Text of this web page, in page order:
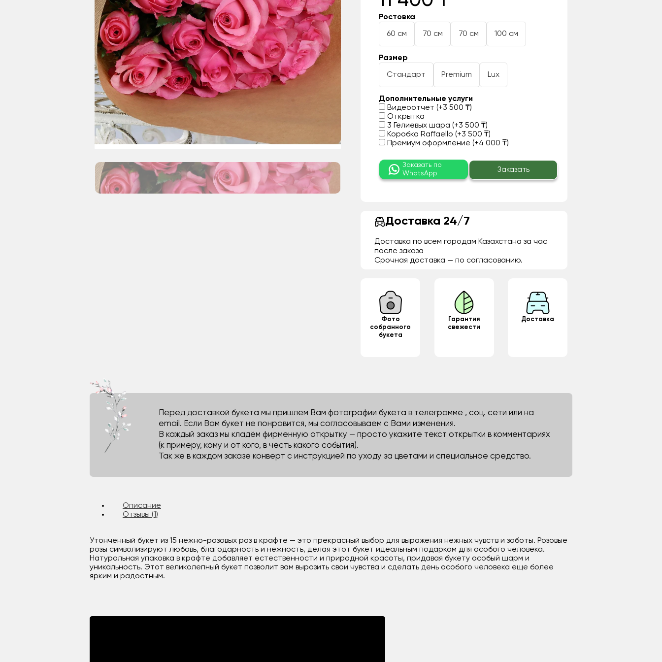
Ростовка
60 см 70 см 70 см 100 см
Размер
Стандарт Premium Lux
Дополнительные услуги
Видеоотчет (+3 500 ₸)
Открытка
3 Гелиевых шара (+3 500 ₸)
Коробка Raffaello (+3 500 ₸)
Премиум оформление (+4 000 ₸)
Заказать по
WhatsApp
Заказать
Доставка 24/7
Доставка по всем городам Казахстана за час
после заказа
Срочная доставка — по согласованию.
Фото
собранного
букета
Гарантия
свежести
Доставка
Перед доставкой букета мы пришлем Вам фотографии букета в телеграмме , соц. сети или на
email. Если Вам букет не понравится, мы согласовываем с Вами изменения.
В каждый заказ мы кладём фирменную открытку — просто укажите текст открытки в комментариях
(к примеру, кому и от кого, в честь какого события).
Так же в каждом заказе конверт с инструкцией по уходу за цветами и специальное средство.
Описание
Отзывы (1)
Утонченный букет из 15 нежно-розовых роз в крафте — это прекрасный выбор для выражения нежных чувств и заботы. Розовые
розы символизируют любовь, благодарность и нежность, делая этот букет идеальным подарком для особого человека.
Натуральная упаковка в крафте добавляет естественности и природной красоты, придавая букету особый шарм и
уникальность. Этот великолепный букет позволит вам выразить свои чувства и сделать день особого человека еще более
ярким и радостным.